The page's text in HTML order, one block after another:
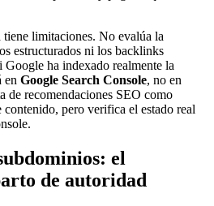
limitaciones. No evalúa la
estructurados ni los backlinks
Google ha indexado realmente la
en Google Search Console, no en
de recomendaciones SEO como
pero verifica el estado real
el
de autoridad